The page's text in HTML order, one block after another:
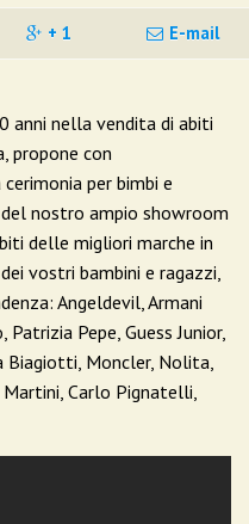
+ 1 E-mail
anni nella vendita di abiti
propone con
per bimbi e
nostro ampio showroom
delle migliori marche in
vostri bambini e ragazzi,
Angeldevil, Armani
Patrizia Pepe, Guess Junior,
Biagiotti, Moncler, Nolita,
Carlo Pignatelli,